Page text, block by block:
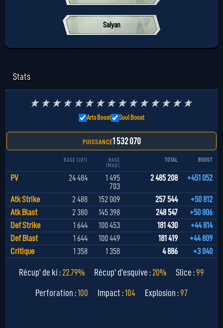
Saiyan
Stats
★ ★ ★ ★ ★ ★ ★ ★ ★ ★ ★ ★ ★ ★ ★
Arts Boost Soul Boost
PUISSANCE1 532 070
BASE (LV1)
BASE
(MAX)
TOTAL BOOST
PV 24 484
1 495
703
2 485 208 +451 052
Atk Strike 2 488 152 009 257 544
+50 812
Atk Blast
2 380 145 398 248 547
+50 806
Def Strike
1 644 100 453 181 430
+44 814
Def Blast
1 644 100 449 181 419
+44 809
Critique
1 358 1 358 4 886 +3 040
Récup' de ki :22.79% Récup' d'esquive :20% Slice :99
Perforation :100 Impact :104 Explosion :97